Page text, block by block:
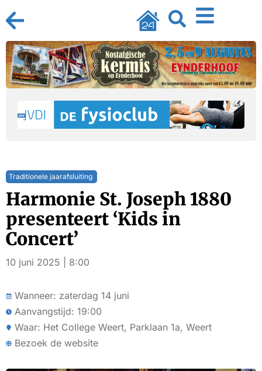
Traditionele jaarafsluiting
Harmonie St. Joseph 1880
presenteert ‘Kids in
Concert’
10 juni 2025 | 8:00
Wanneer: zaterdag 14 juni
Aanvangstijd: 19:00
Waar: Het College Weert, Parklaan 1a, Weert
Bezoek de website